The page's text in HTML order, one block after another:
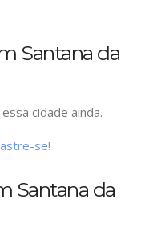
Santana da
cidade ainda.
se!
Santana da